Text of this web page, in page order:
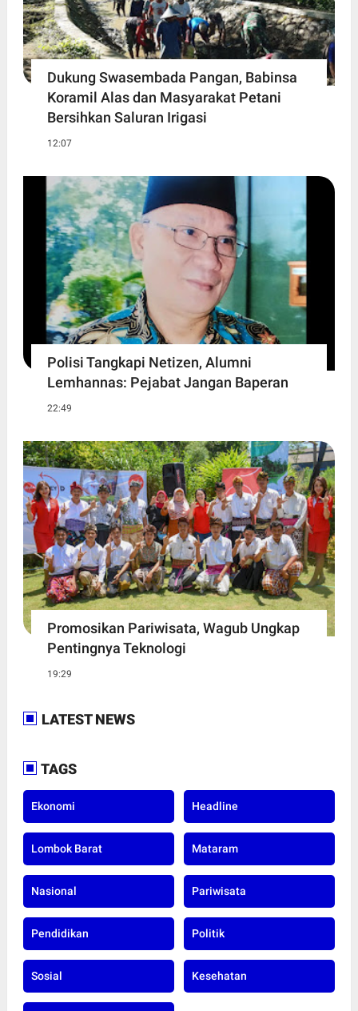
Dukung Swasembada Pangan, Babinsa
Koramil Alas dan Masyarakat Petani
Bersihkan Saluran Irigasi
12:07
Polisi Tangkapi Netizen, Alumni
Lemhannas: Pejabat Jangan Baperan
22:49
Promosikan Pariwisata, Wagub Ungkap
Pentingnya Teknologi
19:29
LATEST NEWS
TAGS
Ekonomi Headline
Lombok Barat Mataram
Nasional Pariwisata
Pendidikan Politik
Sosial Kesehatan